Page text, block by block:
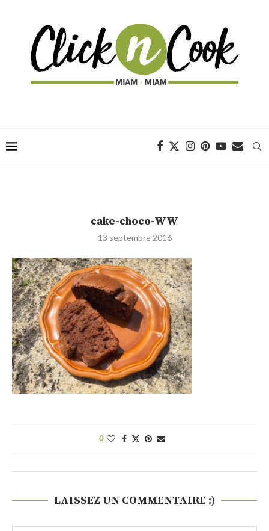
cake-choco-WW
13 septembre 2016
0
LAISSEZ UN COMMENTAIRE :)